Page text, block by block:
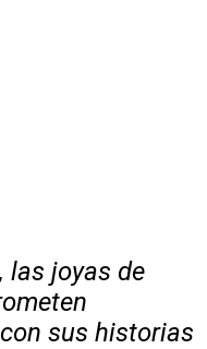
las joyas de
sus historias